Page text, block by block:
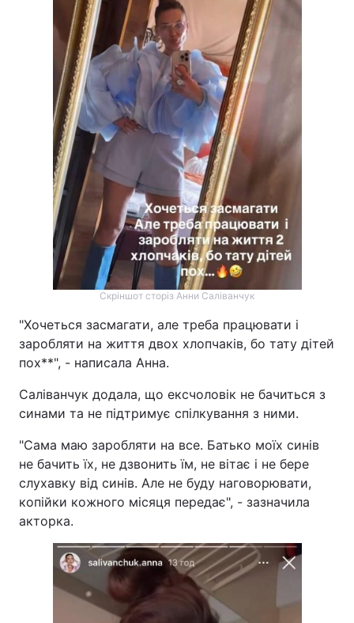
Скріншот сторіз Анни Саліванчук
"Хочеться засмагати, але треба працювати і
заробляти на життя двох хлопчаків, бо тату дітей
пох**", - написала Анна.
Саліванчук додала, що ексчоловік не бачиться з
синами та не підтримує спілкування з ними.
"Сама маю заробляти на все. Батько моїх синів
не бачить їх, не дзвонить їм, не вітає і не бере
слухавку від синів. Але не буду наговорювати,
копійки кожного місяця передає", - зазначила
акторка.